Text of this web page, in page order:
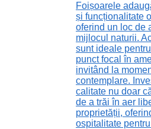
Foișoarele
și funcționalitate
oferind un loc de
mijlocul naturii.
sunt ideale
punct focal în
invitând la
contemplare.
calitate nu doar
de a trăi în aer
proprietății,
ospitalitate